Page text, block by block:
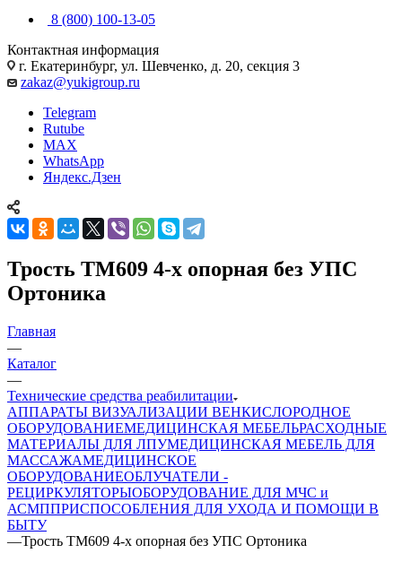
8 (800) 100-13-05
Контактная информация
г. Екатеринбург, ул. Шевченко, д. 20, секция 3
zakaz@yukigroup.ru
Telegram
Rutube
MAX
WhatsApp
Яндекс.Дзен
Трость TM609 4-х опорная без УПС
Ортоника
Главная
—
Каталог
—
Технические средства реабилитации
АППАРАТЫ ВИЗУАЛИЗАЦИИ ВЕНКИСЛОРОДНОЕ
ОБОРУДОВАНИЕМЕДИЦИНСКАЯ МЕБЕЛЬРАСХОДНЫЕ
МАТЕРИАЛЫ ДЛЯ ЛПУМЕДИЦИНСКАЯ МЕБЕЛЬ ДЛЯ
МАССАЖАМЕДИЦИНСКОЕ
ОБОРУДОВАНИЕОБЛУЧАТЕЛИ -
РЕЦИРКУЛЯТОРЫОБОРУДОВАНИЕ ДЛЯ МЧС и
АСМППРИСПОСОБЛЕНИЯ ДЛЯ УХОДА И ПОМОЩИ В
БЫТУ
—Трость TM609 4-х опорная без УПС Ортоника